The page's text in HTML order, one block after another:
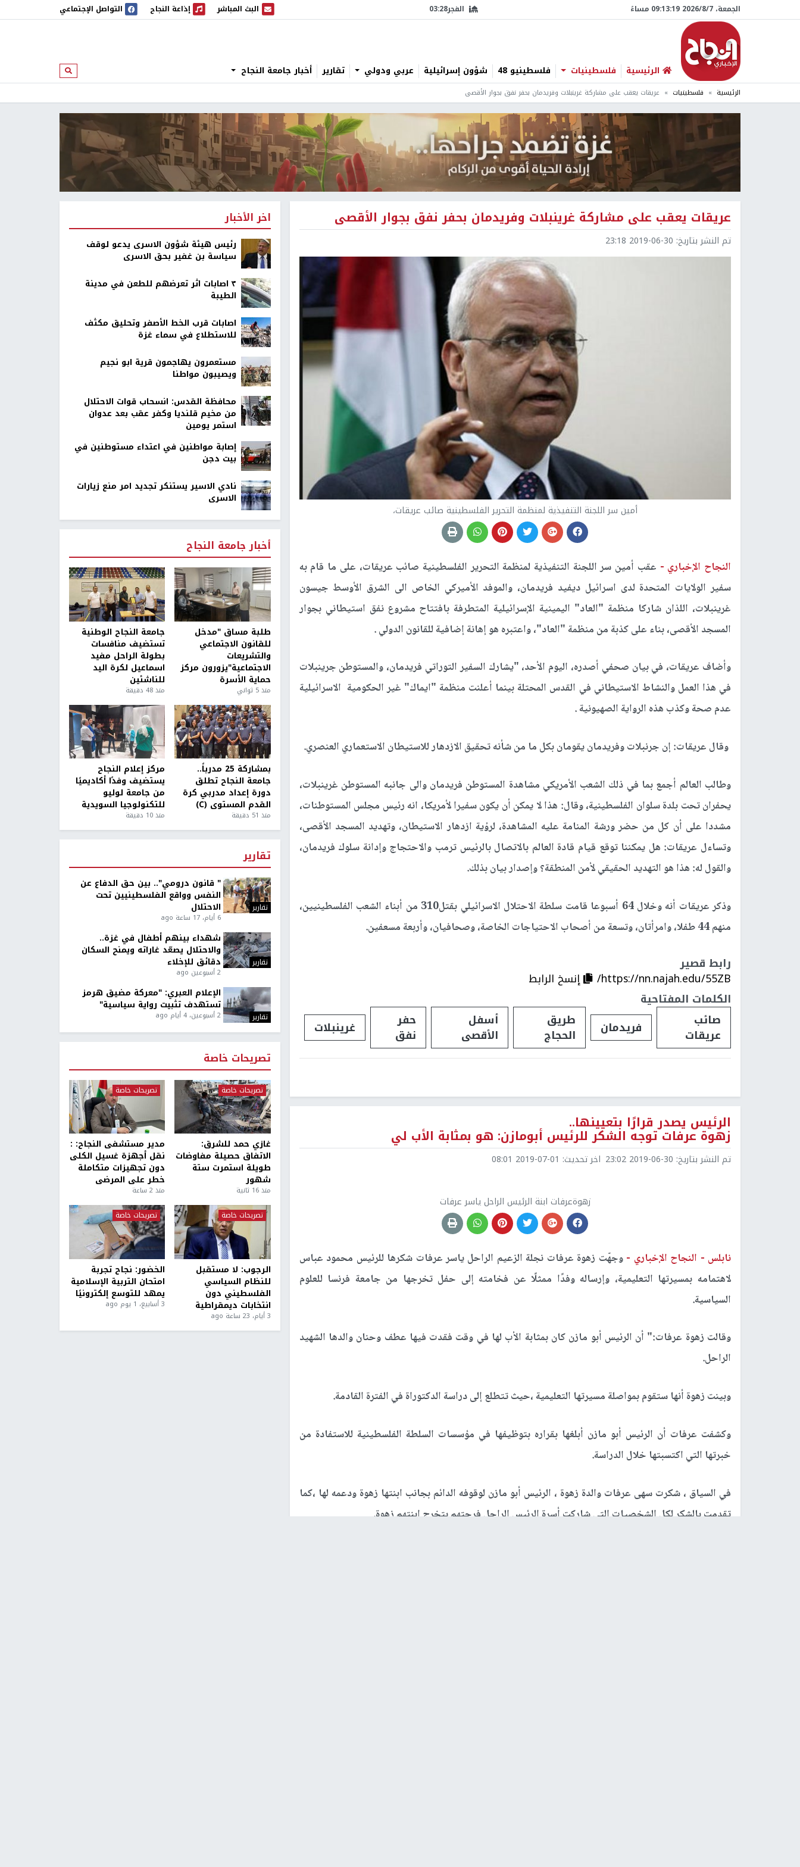
الجمعة، 7/‏8/‏2026 09:13:20 مساءً الفجر03:28 البث المباشر
البث المباشر إذاعة النجاح
إذاعة النجاح التواصل الإجتماعي
الرئيسية فلسطينيات فلسطينيو 48 شؤون إسرائيلية عربي ودولي تقارير أخبار جامعة النجاح ابحث
الرئيسية فلسطينيات عريقات يعقب على مشاركة غرينبلات وفريدمان بحفر نفق بجوار الأقصى
عريقات يعقب على مشاركة غرينبلات وفريدمان بحفر نفق بجوار الأقصى
تم النشر بتاريخ: 2019-06-30 23:18
أمين سر اللجنة التنفيذية لمنظمة التحرير الفلسطينية صائب عريقات،
النجاح الإخباري - عقب أمين سر اللجنة التنفيذية لمنظمة التحرير الفلسطينية صائب عريقات، على ما قام به
سفير الولايات المتحدة لدى اسرائيل ديفيد فريدمان، والموفد الأميركي الخاص الى الشرق الأوسط جيسون
غرينبلات، اللذان شاركا منظمة "العاد" اليمينية الإسرائيلية المتطرفة بافتتاح مشروع نفق استيطاني بجوار
المسجد الأقصى، بناء على كذبة من منظمة "العاد"، واعتبره هو إهانة إضافية للقانون الدولي .
وأضاف عريقات، في بيان صحفي أصدره، اليوم الأحد، "يشارك السفير التوراتي فريدمان، والمستوطن جرينبلات
في هذا العمل والنشاط الاستيطاني في القدس المحتلة بينما أعلنت منظمة "ايماك" غير الحكومية الاسرائيلية
عدم صحة وكذب هذه الرواية الصهيونية .
وقال عريقات: إن جرنبلات وفريدمان يقومان بكل ما من شأنه تحقيق الازدهار للاستيطان الاستعماري العنصري.
وطالب العالم أجمع بما في ذلك الشعب الأمريكي مشاهدة المستوطن فريدمان والى جانبه المستوطن غرينبلات،
يحفران تحت بلدة سلوان الفلسطينية، وقال: هذا لا يمكن أن يكون سفيرا لأمريكا، انه رئيس مجلس المستوطنات،
مشددا على أن كل من حضر ورشة المنامة عليه المشاهدة، لرؤية ازدهار الاستيطان، وتهديد المسجد الأقصى،
وتساءل عريقات: هل يمكننا توقع قيام قادة العالم بالاتصال بالرئيس ترمب والاحتجاج وإدانة سلوك فريدمان،
والقول له: هذا هو التهديد الحقيقي لأمن المنطقة؟ وإصدار بيان بذلك.
وذكر عريقات أنه وخلال 64 أسبوعا قامت سلطة الاحتلال الاسرائيلي بقتل310 من أبناء الشعب الفلسطينيين،
منهم 44 طفلا، وامرأتان، وتسعة من أصحاب الاحتياجات الخاصة، وصحافيان، وأربعة مسعفين
.
رابط قصير
https://nn.najah.edu/55ZB/
إنسخ الرابط
الكلمات المفتاحية
صائب
عريقات فريدمان طريق
الحجاج
أسفل
الأقصى
حفر
نفق غرينبلات
الرئيس يصدر قرارًا بتعيينها..
زهوة عرفات توجه الشكر للرئيس أبومازن: هو بمثابة الأب لي
تم النشر بتاريخ: 2019-06-30 23:02 اخر تحديث: 2019-07-01 08:01
زهوةعرفات ابنة الرئيس الراحل ياسر عرفات
اخر الأخبار
رئيس هيئة شؤون الاسرى يدعو لوقف
سياسة بن غفير بحق الاسرى
٣ اصابات اثر تعرضهم للطعن في مدينة
الطيبة
اصابات قرب الخط الأصفر وتحليق مكثف
للاستطلاع في سماء غزة
مستعمرون يهاجمون قرية ابو نجيم
ويصيبون مواطنا
محافظة القدس: انسحاب قوات الاحتلال
من مخيم قلنديا وكفر عقب بعد عدوان
استمر يومين
إصابة مواطنين في اعتداء مستوطنين في
بيت دجن
نادي الاسير يستنكر تجديد امر منع زيارات
الاسرى
أخبار جامعة النجاح
طلبة مساق "مدخل
للقانون الاجتماعي
والتشريعات
الاجتماعية"يزورون مركز
حماية الأسرة
منذ 5 ثواني
جامعة النجاح الوطنية
تستضيف منافسات
بطولة الراحل مفيد
اسماعيل لكرة اليد
للناشئين
منذ 48 دقيقة
بمشاركة 25 مدرباً..
جامعة النجاح تطلق
دورة إعداد مدربي كرة
القدم المستوى (C)
منذ 51 دقيقة
مركز إعلام النجاح
يستضيف وفدًا أكاديميًا
من جامعة لوليو
للتكنولوجيا السويدية
منذ 10 دقيقة
تقارير
تقارير
" قانون درومي".. بين حق الدفاع عن
النفس وواقع الفلسطينيين تحت
الاحتلال
6 أيام، 17 ساعة ago
تقارير
شهداء بينهم أطفال في غزة..
والاحتلال يصعّد غاراته ويمنح السكان
دقائق للإخلاء
2 أسبوعين ago
تقارير
الإعلام العبري: "معركة مضيق هرمز
تستهدف تثبيت رواية سياسية"
2 أسبوعين، 4 أيام ago
تصريحات خاصة
تصريحات خاصة
غازي حمد للشرق:
الاتفاق حصيلة مفاوضات
طويلة استمرت ستة
شهور
منذ 16 ثانية
تصريحات خاصة
مدير مستشفى النجاح: :
نقل أجهزة غسيل الكلى
دون تجهيزات متكاملة
خطر على المرضى
منذ 2 ساعة
تصريحات خاصة
الرجوب: لا مستقبل
للنظام السياسي
الفلسطيني دون
انتخابات ديمقراطية
3 أيام، 23 ساعة ago
تصريحات خاصة
الخضور: نجاح تجربة
امتحان التربية الإسلامية
يمهد للتوسع إلكترونيًا
3 أسابيع، 1 يوم ago